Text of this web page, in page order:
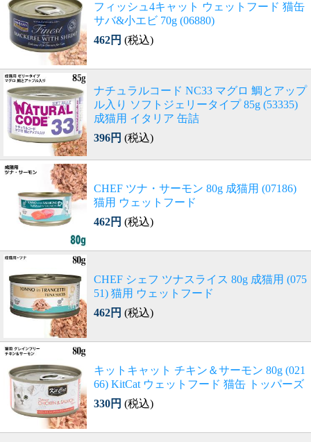
フィッシュ4キャット ウェットフード 猫缶
サバ&小エビ 70g (06880)
462円 (税込)
ナチュラルコード NC33 マグロ 鯛とアップ
ル入り ソフトジェリータイプ 85g (53335)
成猫用 イタリア 缶詰
396円 (税込)
CHEF ツナ・サーモン 80g 成猫用 (07186)
猫用 ウェットフード
462円 (税込)
CHEF シェフ ツナスライス 80g 成猫用 (075
51) 猫用 ウェットフード
462円 (税込)
キットキャット チキン＆サーモン 80g (021
66) KitCat ウェットフード 猫缶 トッパーズ
330円 (税込)